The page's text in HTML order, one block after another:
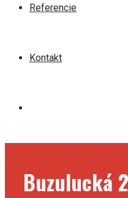
Referencie
Kontakt
Buzulucká